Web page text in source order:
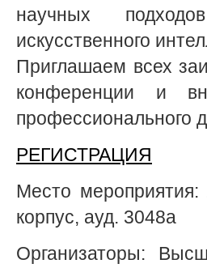
научных
искусственного
Приглашаем всех
конференции и
профессионального
РЕГИСТРАЦИЯ
Место
корпус, ауд. 3048а
Организаторы: